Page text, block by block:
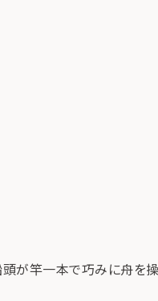
が竿一本で巧みに舟を